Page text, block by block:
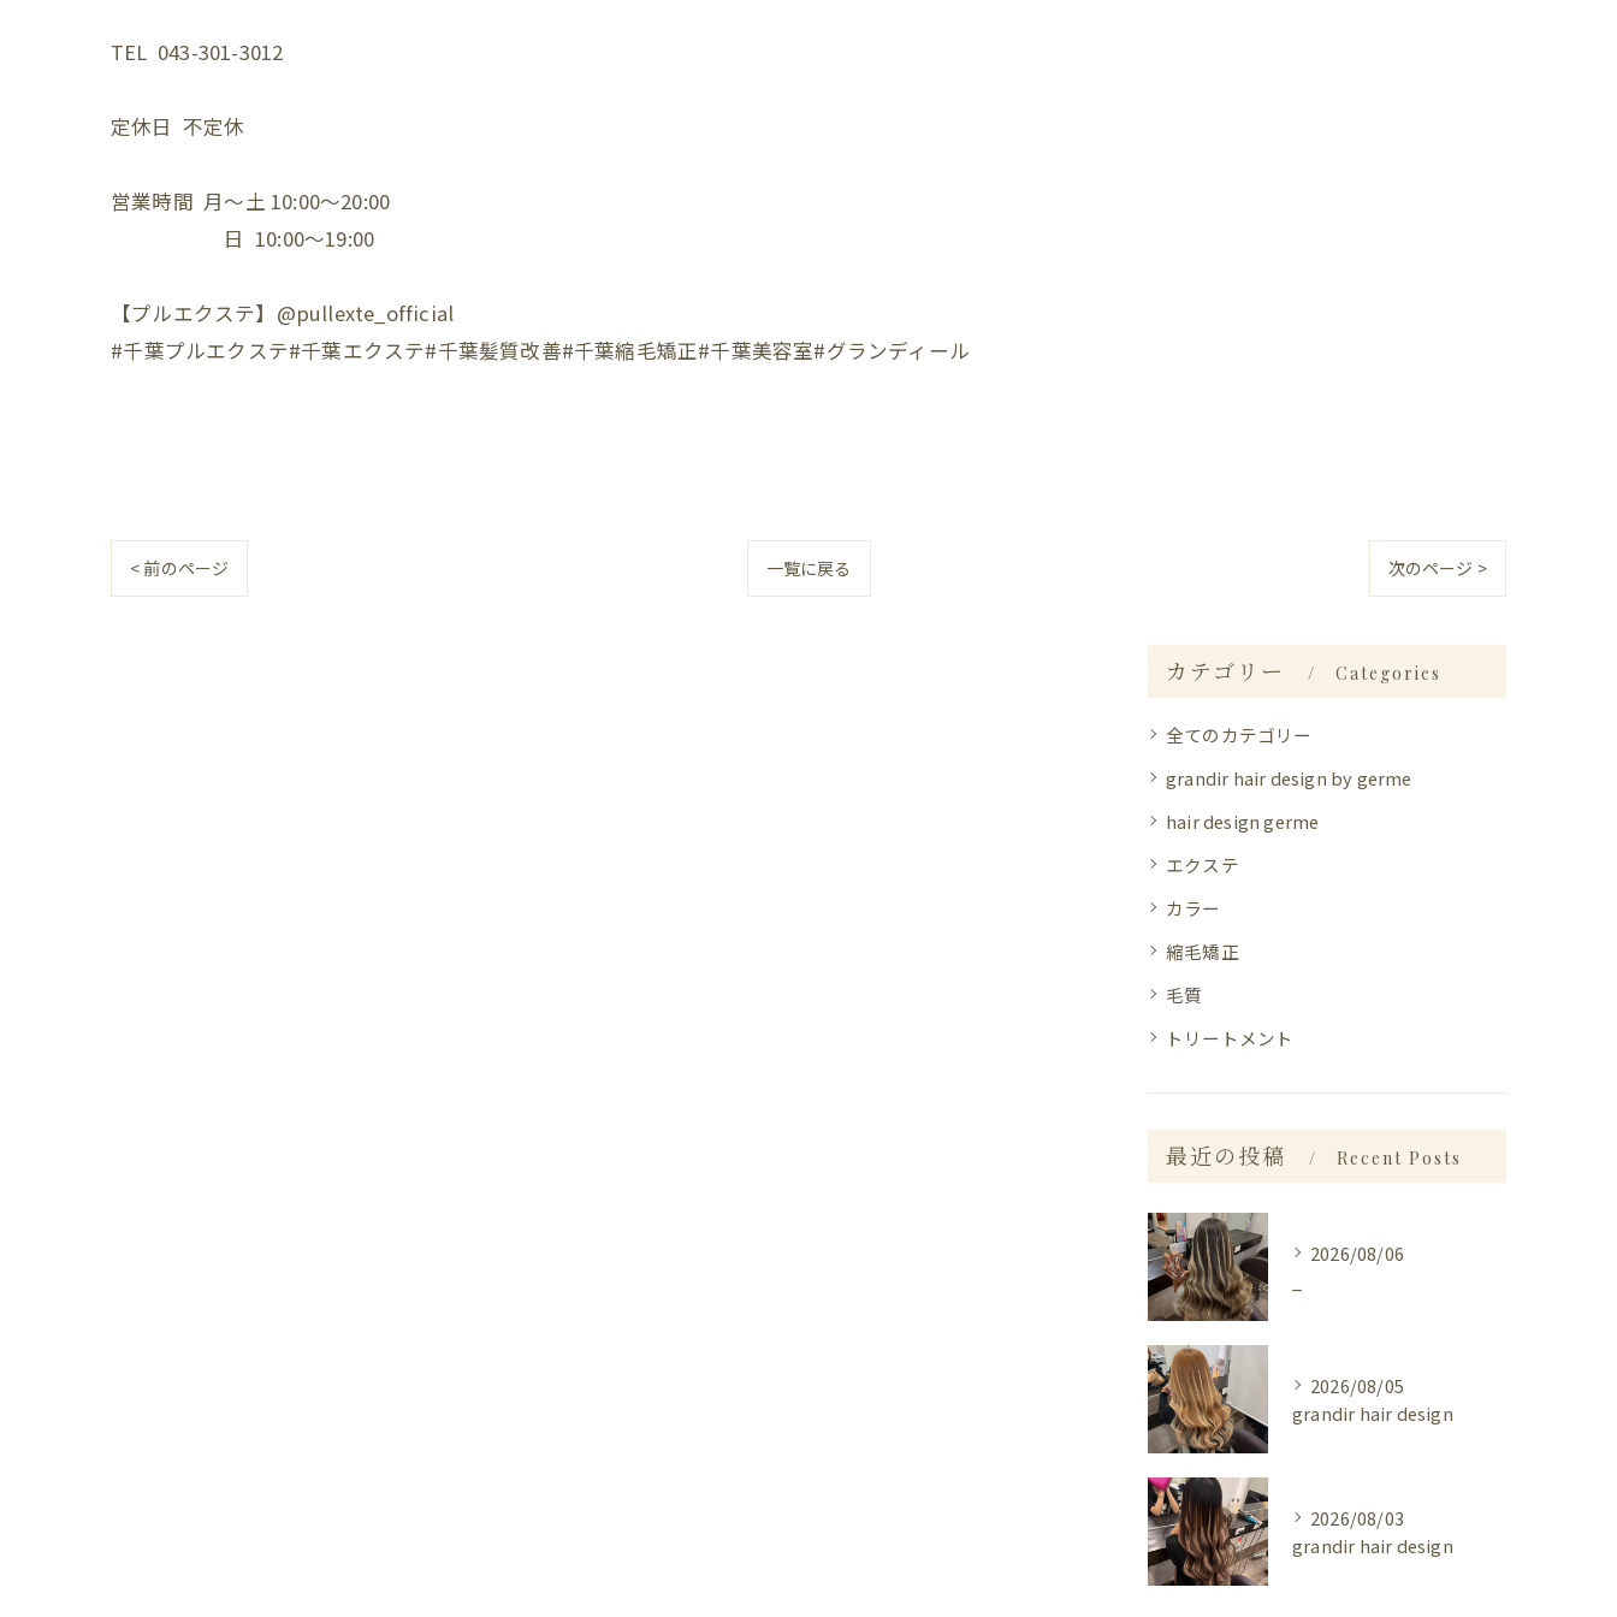
TEL 043-301-3012⁡
定休日 不定休⁡
営業時間 月〜土 10:00〜20:00⁡
日 10:00〜19:00⁡
【プルエクステ】@pullexte_official⁡
⁡#千葉プルエクステ#千葉エクステ#千葉髪質改善#千葉縮毛矯正#千葉美容室#グランディール
< 前のページ 一覧に戻る 次のページ >
カテゴリー Categories
全てのカテゴリー
grandir hair design by germe
hair design germe
エクステ
カラー
縮毛矯正
毛質
トリートメント
最近の投稿 Recent Posts
2026/08/06
2026/08/05
grandir hair design
2026/08/03
grandir hair design